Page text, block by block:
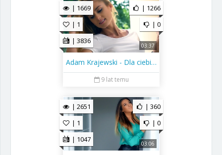
| 1669
| 1
| 3836
| 1266
| 0
03:37
Adam Krajewski - Dla ciebie żyję (official video)
9 lat temu
| 2651
| 1
| 1047
| 360
| 0
03:06